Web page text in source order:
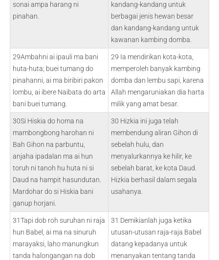
sonai ampa harang ni
pinahan.
kandang-kandang untuk
berbagai jenis hewan besar
dan kandang-kandang untuk
kawanan kambing domba.
29Ambahni ai ipauli ma bani
huta-huta; buei tumang do
pinahanni, ai ma biribiri pakon
lombu, ai ibere Naibata do arta
bani buei tumang.
29 Ia mendirikan kota-kota,
memperoleh banyak kambing
domba dan lembu sapi, karena
Allah mengaruniakan dia harta
milik yang amat besar.
30Si Hiskia do homa na
mambongbong harohan ni
Bah Gihon na parbuntu,
anjaha ipadalan ma ai hun
toruh ni tanoh hu huta ni si
Daud na hampit hasundutan.
Mardohar do si Hiskia bani
ganup horjani.
30 Hizkia ini juga telah
membendung aliran Gihon di
sebelah hulu, dan
menyalurkannya ke hilir, ke
sebelah barat, ke kota Daud.
Hizkia berhasil dalam segala
usahanya.
31Tapi dob roh suruhan ni raja
hun Babel, ai ma na sinuruh
marayaksi, laho manungkun
tanda halongangan na dob
31 Demikianlah juga ketika
utusan-utusan raja-raja Babel
datang kepadanya untuk
menanyakan tentang tanda